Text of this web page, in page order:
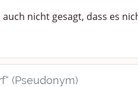
auch nicht gesagt, dass es
(Pseudonym)